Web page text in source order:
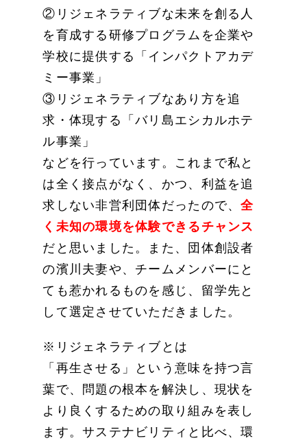
②リジェネラティブな未来を創る人
を育成する研修プログラムを企業や
学校に提供する「インパクトアカデ
ミー事業」
③リジェネラティブなあり方を追
求・体現する「バリ島エシカルホテ
ル事業」
などを行っています。これまで私と
は全く接点がなく、かつ、利益を追
求しない非営利団体だったので、全
く未知の環境を体験できるチャンス
だと思いました。また、団体創設者
の濱川夫妻や、チームメンバーにと
ても惹かれるものを感じ、留学先と
して選定させていただきました。
※リジェネラティブとは
「再生させる」という意味を持つ言
葉で、問題の根本を解決し、現状を
より良くするための取り組みを表し
ます。サステナビリティと比べ、環